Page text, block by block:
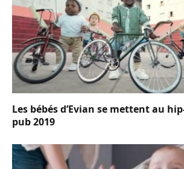
Les bébés d’Evian se mettent au
pub 2019